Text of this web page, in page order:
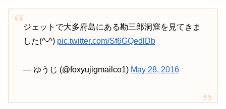
ジェットで大多府島にある勘三郎洞窟を見てきま
した(^-^) pic.twitter.com/Sf6GQedlDb
— ゆうじ (@foxyujigmailco1) May 28, 2016